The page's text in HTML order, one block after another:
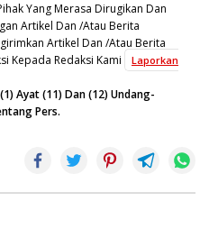
Yang Merasa Dirugikan Dan
Artikel Dan /Atau Berita
Artikel Dan /Atau Berita
Kepada Redaksi Kami
Laporkan
Ayat (11) Dan (12) Undang-
Pers.